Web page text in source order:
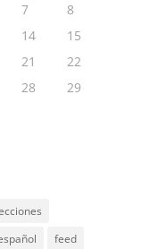
7
8
14
15
21
22
28
29
feed